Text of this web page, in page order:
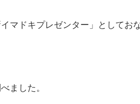
マドキプレゼンター」としてお
ました。